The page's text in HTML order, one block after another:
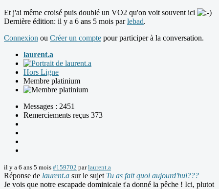
Et j'ai même croisé puis doublé un VO2 qu'on voit souvent ici
Dernière édition: il y a 6 ans 5 mois parlebad.
Connexion ou Créer un compte pour participer à la conversation.
laurent.a
Hors Ligne
Membre platinium
Messages : 2451
Remerciements reçus 373
il y a 6 ans 5 mois #159702 parlaurent.a
Réponse de laurent.a sur le sujet Tu as fait quoi aujourd'hui???
Je vois que notre escapade dominicale t'a donné la pêche ! Ici, plutot